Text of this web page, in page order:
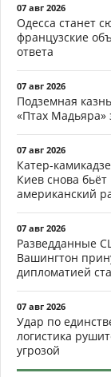
07 авг 2026
Одесса станет
французские
ответа
07 авг 2026
Подземная
«Птах Мадьяра»
07 авг 2026
Катер-
Киев снова
американский
07 авг 2026
Разведданные
Вашингтон
дипломатией
07 авг 2026
Удар по
логистика
угрозой